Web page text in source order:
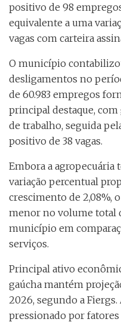
positivo de 98
equivalente a uma
vagas com carteira
O município
desligamentos no
de 60.983 empregos
principal destaque, com
de trabalho, seguida
positivo de 38 vagas.
Embora a agropecuária
variação percentual
crescimento de 2,08%,
menor no volume total
município em
serviços.
Principal ativo
gaúcha mantém
2026, segundo a
pressionado por